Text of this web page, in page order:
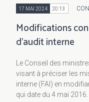
17 MAI 2024 20:13
Modifications
d’audit interne
Le Conseil des
visant à préciser les
interne (FAI) en
qui date du 4 mai 2016.